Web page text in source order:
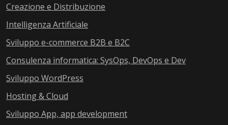
Creazione e Distribuzione
Intelligenza Artificiale
Sviluppo e-commerce B2B e B2C
Consulenza informatica: SysOps, DevOps e Dev
Sviluppo WordPress
Hosting & Cloud
Sviluppo App, app development